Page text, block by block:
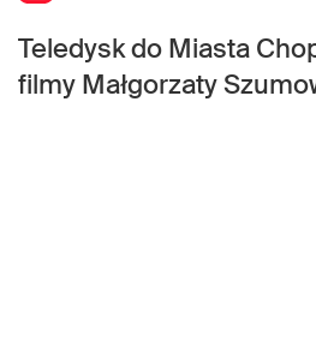
Teledysk do Miasta
filmy Małgorzaty